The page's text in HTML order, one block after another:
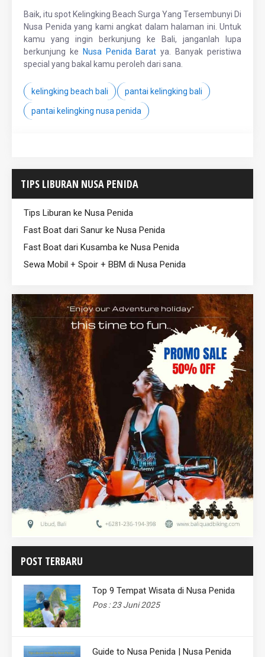
Baik, itu spot Kelingking Beach Surga Yang Tersembunyi Di
Nusa Penida yang kami angkat dalam halaman ini. Untuk
kamu yang ingin berkunjung ke Bali, janganlah lupa
berkunjung ke Nusa Penida Barat ya. Banyak peristiwa
special yang bakal kamu peroleh dari sana.
kelingking beach bali pantai kelingking bali
pantai kelingking nusa penida
TIPS LIBURAN NUSA PENIDA
Tips Liburan ke Nusa Penida
Fast Boat dari Sanur ke Nusa Penida
Fast Boat dari Kusamba ke Nusa Penida
Sewa Mobil + Spoir + BBM di Nusa Penida
POST TERBARU
Top 9 Tempat Wisata di Nusa Penida
Pos : 23 Juni 2025
Guide to Nusa Penida | Nusa Penida